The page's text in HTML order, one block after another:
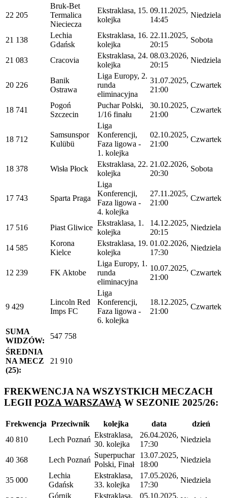
22 205
Bruk-Bet
Termalica
Nieciecza
Ekstraklasa, 15.
kolejka
09.11.2025,
14:45
Niedziela
21 138
Lechia
Gdańsk
Ekstraklasa, 16.
kolejka
22.11.2025,
20:15
Sobota
21 083 Cracovia
Ekstraklasa, 24.
kolejka
08.03.2026,
20:15
Niedziela
20 226
Banik
Ostrawa
Liga Europy, 2.
runda
eliminacyjna
31.07.2025,
21:00
Czwartek
18 741
Pogoń
Szczecin
Puchar Polski,
1/16 finału
30.10.2025,
21:00
Czwartek
18 712
Samsunspor
Kulübü
Liga
Konferencji,
Faza ligowa -
1. kolejka
02.10.2025,
21:00
Czwartek
18 378 Wisła Płock
Ekstraklasa, 22.
kolejka
21.02.2026,
20:30
Sobota
17 743 Sparta Praga
Liga
Konferencji,
Faza ligowa -
4. kolejka
27.11.2025,
21:00
Czwartek
17 516 Piast Gliwice
Ekstraklasa, 1.
kolejka
14.12.2025,
20:15
Niedziela
14 585
Korona
Kielce
Ekstraklasa, 19.
kolejka
01.02.2026,
17:30
Niedziela
12 239 FK Aktobe
Liga Europy, 1.
runda
eliminacyjna
10.07.2025,
21:00
Czwartek
9 429
Lincoln Red
Imps FC
Liga
Konferencji,
Faza ligowa -
6. kolejka
18.12.2025,
21:00
Czwartek
SUMA
WIDZÓW:
547 758
ŚREDNIA
NA MECZ
(25):
21 910
FREKWENCJA NA WSZYSTKICH MECZACH
LEGII POZA WARSZAWĄ W SEZONIE 2025/26:
Frekwencja Przeciwnik kolejka data
dzień
40 810
Lech Poznań
Ekstraklasa,
30. kolejka
26.04.2026,
17:30
Niedziela
40 368 Lech Poznań
Superpuchar
Polski, Finał
13.07.2025,
18:00
Niedziela
35 000
Lechia
Gdańsk
Ekstraklasa,
33. kolejka
17.05.2026,
17:30
Niedziela
Górnik Ekstraklasa, 05.10.2025,